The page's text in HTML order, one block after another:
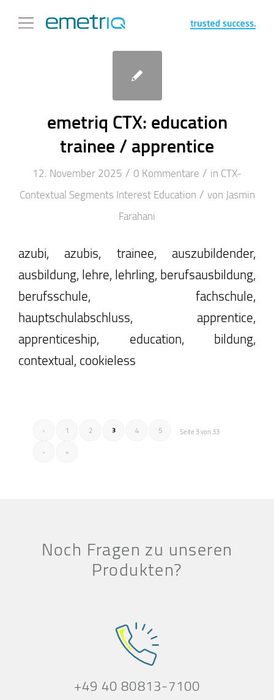
emetriq CTX: education
trainee / apprentice
12. November 2025 / 0 Kommentare / in CTX-
Contextual Segments Interest Education / von Jasmin
Farahani
azubi, azubis, trainee, auszubildender,
ausbildung, lehre, lehrling, berufsausbildung,
berufsschule, fachschule,
hauptschulabschluss, apprentice,
apprenticeship, education, bildung,
contextual, cookieless
Seite 3 von 33
‹ 1 2 3 4 5
› »
Noch Fragen zu unseren
Produkten?
+49 40 80813-7100